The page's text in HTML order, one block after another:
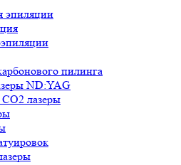
эпиляции
пилинга
ND:YAG
СО2 лазеры